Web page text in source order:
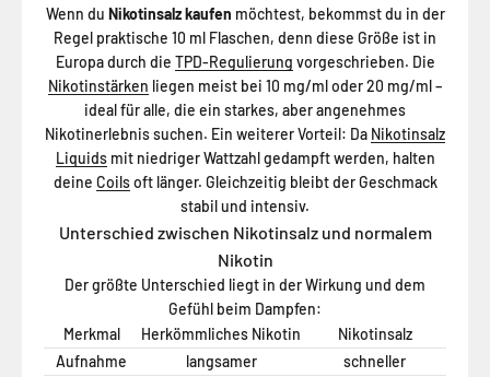
Wenn du Nikotinsalz kaufen möchtest, bekommst du in der
Regel praktische 10 ml Flaschen, denn diese Größe ist in
Europa durch die TPD-Regulierung vorgeschrieben. Die
Nikotinstärken liegen meist bei 10 mg/ml oder 20 mg/ml –
ideal für alle, die ein starkes, aber angenehmes
Nikotinerlebnis suchen. Ein weiterer Vorteil: Da Nikotinsalz
Liquidsmit niedriger Wattzahl gedampft werden, halten
deine Coilsoft länger. Gleichzeitig bleibt der Geschmack
stabil und intensiv.
Unterschied zwischen Nikotinsalz und normalem
Nikotin
Der größte Unterschied liegt in der Wirkung und dem
Gefühl beim Dampfen:
Merkmal
Herkömmliches Nikotin
Nikotinsalz
Aufnahme
langsamer
schneller